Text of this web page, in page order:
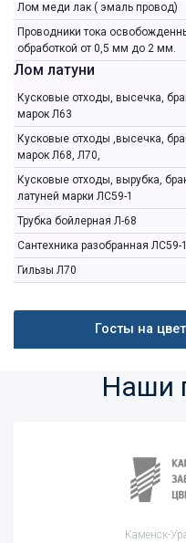
Лом меди лак ( эмаль провод)
Проводники тока
обработкой от 0,5 мм до 2 мм.
Лом латуни
Кусковые отходы, высечка,
марок Л63
Кусковые отходы ,высечка,
марок Л68, Л70,
Кусковые отходы, вырубка,
латуней марки ЛС59-1
Трубка бойлерная Л-68
Сантехника разобранная ЛС59-1
Гильзы Л70
Госты на
Наши
Каменск-